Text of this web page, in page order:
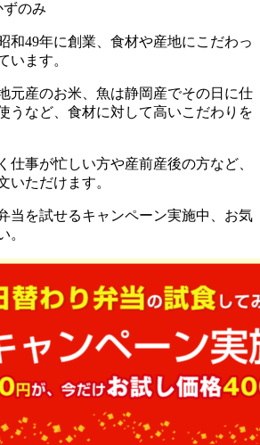
ずのみ
和49年に創業、食材や産地にこだわっ
います。
元産のお米、魚は静岡産でその日に仕
うなど、食材に対して高いこだわりを
仕事が忙しい方や産前産後の方など、
いただけます。
当を試せるキャンペーン実施中、お気
。